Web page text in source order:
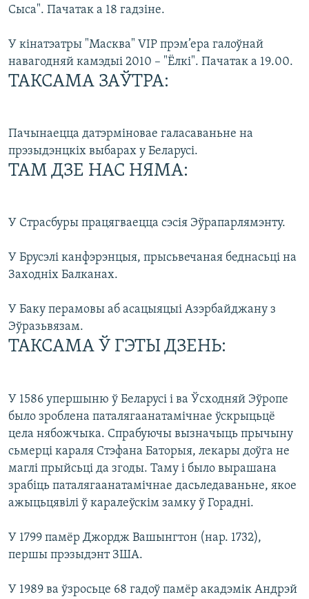
Сыса". Пачатак а 18 гадзіне.
У кінатэатры "Масква" VIP прэм’ера галоўнай
навагодняй камэдыі 2010 – "Ёлкі". Пачатак а 19.00.
ТАКСАМА ЗАЎТРА:
Пачынаецца датэрміновае галасаваньне на
прэзыдэнцкіх выбарах у Беларусі.
ТАМ ДЗЕ НАС НЯМА:
У Страсбуры працягваецца сэсія Эўрапарлямэнту.
У Брусэлі канфэрэнцыя, прысьвечаная беднасьці на
Заходніх Балканах.
У Баку перамовы аб асацыяцыі Азэрбайджану з
Эўразьвязам.
ТАКСАМА Ў ГЭТЫ ДЗЕНЬ:
У 1586 упершыню ў Беларусі і ва Ўсходняй Эўропе
было зроблена паталягаанатамічнае ўскрыцьцё
цела нябожчыка. Спрабуючы вызначыць прычыну
сьмерці караля Стэфана Баторыя, лекары доўга не
маглі прыйсьці да згоды. Таму і было вырашана
зрабіць паталягаанатамічнае дасьледаваньне, якое
ажыцьцявілі ў каралеўскім замку ў Горадні.
У 1799 памёр Джордж Вашынгтон (нар. 1732),
першы прэзыдэнт ЗША.
У 1989 ва ўзросьце 68 гадоў памёр акадэмік Андрэй